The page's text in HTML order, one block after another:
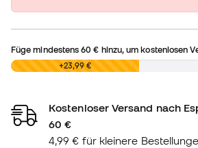
Füge mindestens60 € hinzu, um kostenlosen
0,00 € +23,99 €
Kostenloser Versand nach
60 €
4,99 € für kleinere